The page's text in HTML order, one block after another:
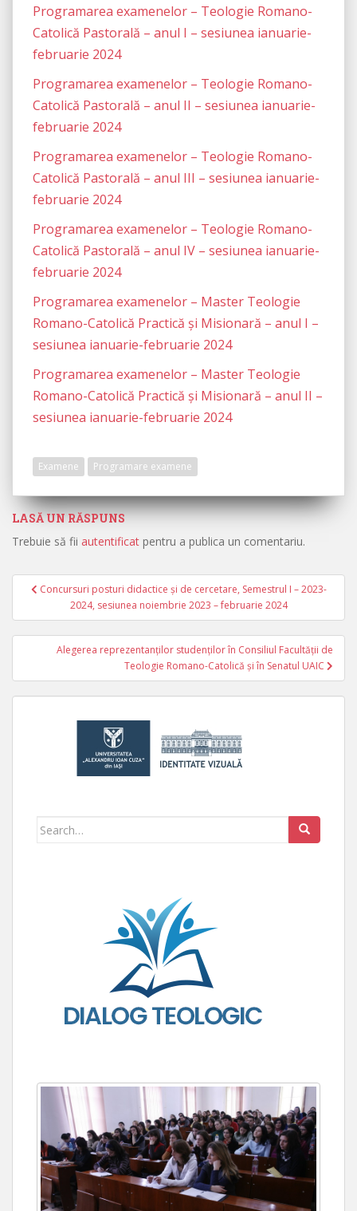
Programarea examenelor – Teologie Romano-
Catolică Pastorală – anul I – sesiunea ianuarie-
februarie 2024
Programarea examenelor – Teologie Romano-
Catolică Pastorală – anul II – sesiunea ianuarie-
februarie 2024
Programarea examenelor – Teologie Romano-
Catolică Pastorală – anul III – sesiunea ianuarie-
februarie 2024
Programarea examenelor – Teologie Romano-
Catolică Pastorală – anul IV – sesiunea ianuarie-
februarie 2024
Programarea examenelor – Master Teologie
Romano-Catolică Practică și Misionară – anul I –
sesiunea ianuarie-februarie 2024
Programarea examenelor – Master Teologie
Romano-Catolică Practică și Misionară – anul II –
sesiunea ianuarie-februarie 2024
Examene Programare examene
LASĂ UN RĂSPUNS
Trebuie să fii autentificat pentru a publica un comentariu.
Navigare în articole
Concursuri posturi didactice și de cercetare, Semestrul I – 2023-
2024, sesiunea noiembrie 2023 – februarie 2024
Alegerea reprezentanţilor studenţilor în Consiliul Facultăţii de
Teologie Romano-Catolică şi în Senatul UAIC
Search for: